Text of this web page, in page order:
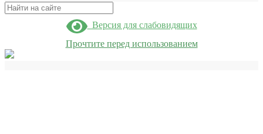
Поиск
Версия для слабовидящих
Прочтите перед использованием